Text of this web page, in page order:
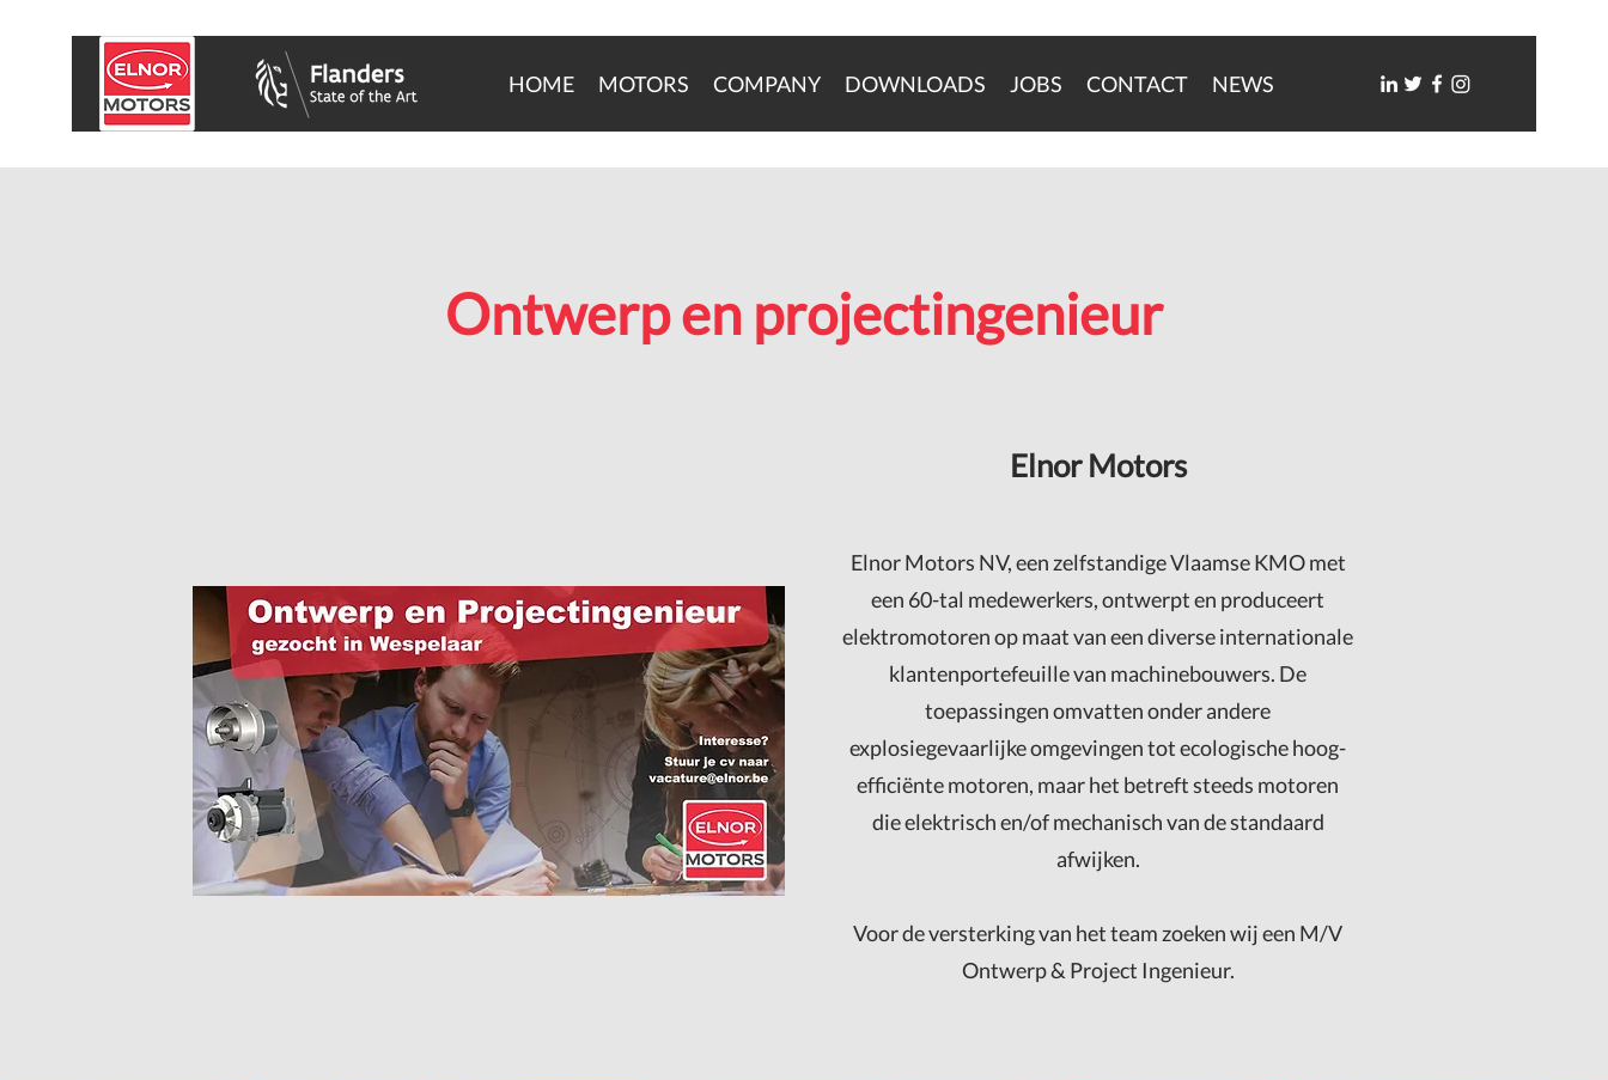
HOME MOTORS COMPANY DOWNLOADS JOBS CONTACT NEWS
Ontwerp en projectingenieur
Elnor Motors
Elnor Motors NV, een zelfstandige Vlaamse KMO met
een 60-tal medewerkers, ontwerpt en produceert
elektromotoren op maat van een diverse internationale
klantenportefeuille van machinebouwers. De
toepassingen omvatten onder andere
explosiegevaarlijke omgevingen tot ecologische hoog-
efficiënte motoren, maar het betreft steeds motoren
die elektrisch en/of mechanisch van de standaard
afwijken.
Voor de versterking van het team zoeken wij een M/V
Ontwerp & Project Ingenieur.